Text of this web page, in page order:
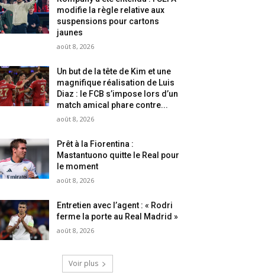
modifie la règle relative aux
suspensions pour cartons
jaunes
août 8, 2026
Un but de la tête de Kim et une
magnifique réalisation de Luis
Diaz : le FCB s’impose lors d’un
match amical phare contre...
août 8, 2026
Prêt à la Fiorentina :
Mastantuono quitte le Real pour
le moment
août 8, 2026
Entretien avec l’agent : « Rodri
ferme la porte au Real Madrid »
août 8, 2026
Voir plus